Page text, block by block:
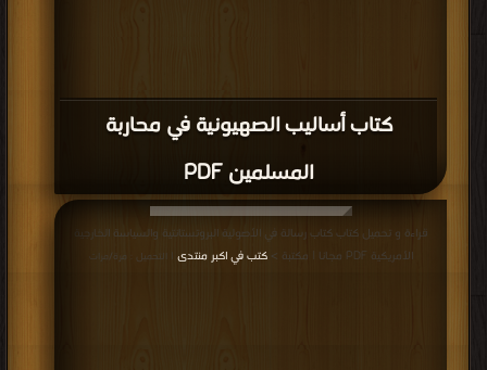
كتاب أساليب الصهيونية في محاربة
المسلمين PDF
قراءة و تحميل كتاب كتاب رسالة في الأصولية البروتستانتية والسياسة الخارجية
الأمريكية PDF مجانا | مكتبة >
كتب في اكبر منتدى | التحميل : مرة/مرات